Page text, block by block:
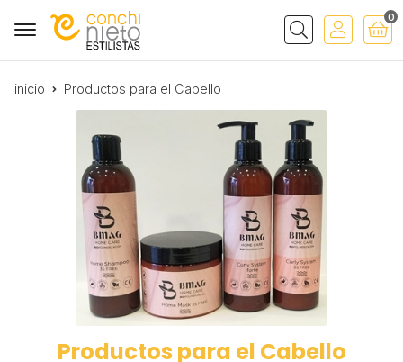
Buscar
0
inicio Productos para el Cabello
Productos para el Cabello